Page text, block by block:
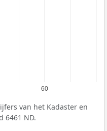
60
van het Kadaster en
6461 ND.